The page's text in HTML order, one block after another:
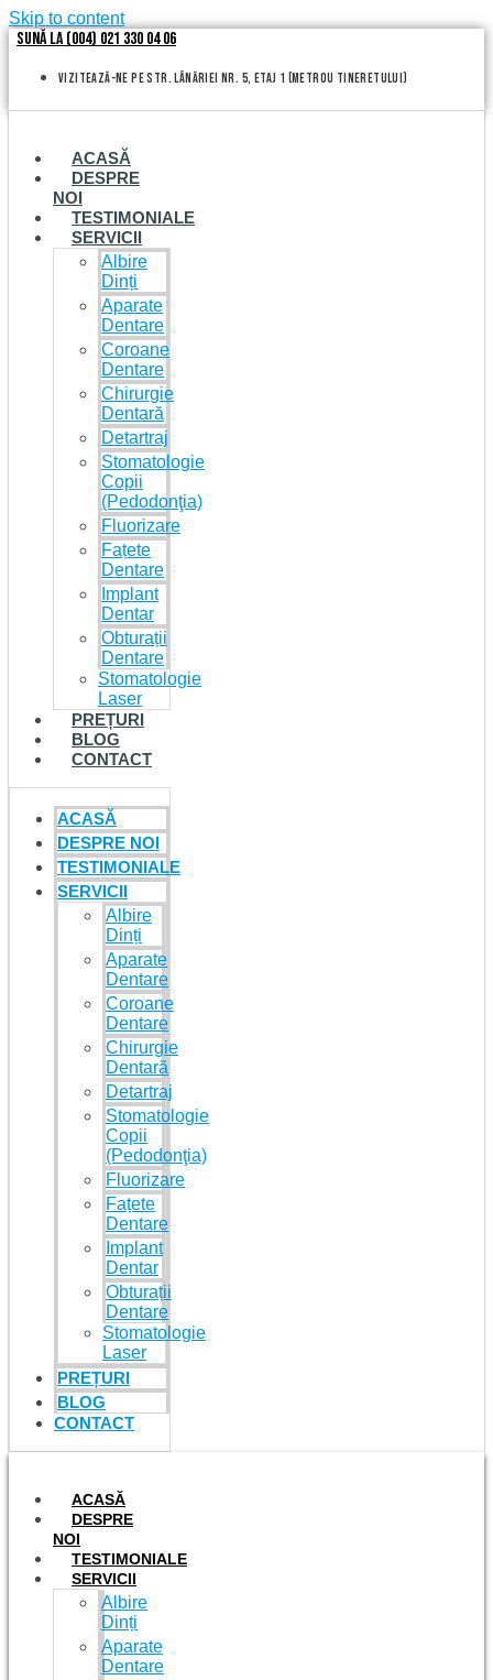
Skip to content
Sună la (004) 021 330 04 06
vizitează-ne pe Str. Lânăriei nr. 5, etaj 1 (metrou Tineretului)
ACASĂ
DESPRE
NOI
TESTIMONIALE
SERVICII
Albire
Dinți
Aparate
Dentare
Coroane
Dentare
Chirurgie
Dentară
Detartraj
Stomatologie
Copii
(Pedodonţia)
Fluorizare
Fațete
Dentare
Implant
Dentar
Obturații
Dentare
Stomatologie
Laser
PREȚURI
BLOG
CONTACT
ACASĂ
DESPRE NOI
TESTIMONIALE
SERVICII
Albire
Dinți
Aparate
Dentare
Coroane
Dentare
Chirurgie
Dentară
Detartraj
Stomatologie
Copii
(Pedodonţia)
Fluorizare
Fațete
Dentare
Implant
Dentar
Obturații
Dentare
Stomatologie
Laser
PREȚURI
BLOG
CONTACT
ACASĂ
DESPRE
NOI
TESTIMONIALE
SERVICII
Albire
Dinți
Aparate
Dentare